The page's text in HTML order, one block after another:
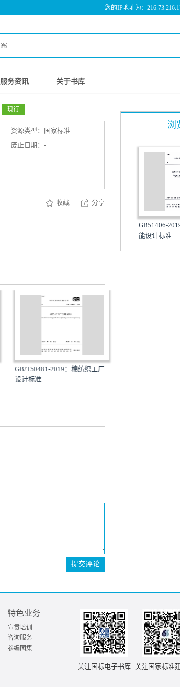
您的IP地址为：
服务资讯 关于书库
现行
资源类型：国家标准
废止日期：-
收藏 分享
GB/T50481-2019：棉纺织工厂
设计标准
提交评论
浏
GB51406-
能设计标准
特色业务
宣贯培训
咨询服务
参编图集
关注国标电子书库 关注国家标准